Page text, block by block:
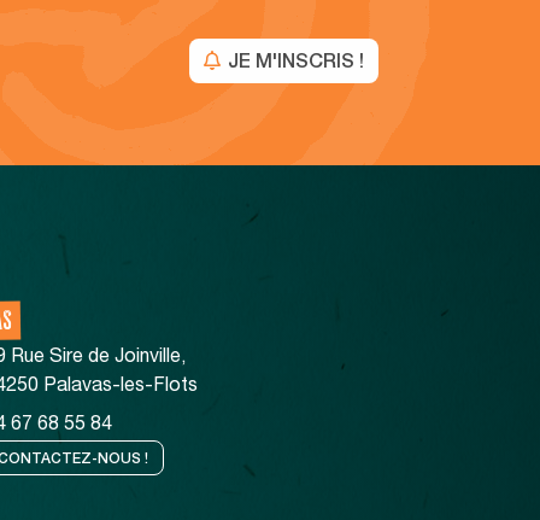
JE M'INSCRIS !
Rue Sire de Joinville,
Palavas-les-Flots
67 68 55 84
NOUS !